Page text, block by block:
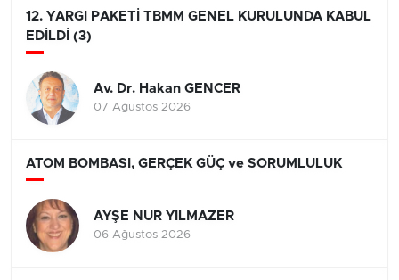
12. YARGI PAKETİ TBMM GENEL KURULUNDA KABUL
EDİLDİ (3)
Av. Dr. Hakan GENCER
07 Ağustos 2026
ATOM BOMBASI, GERÇEK GÜÇ ve SORUMLULUK
AYŞE NUR YILMAZER
06 Ağustos 2026